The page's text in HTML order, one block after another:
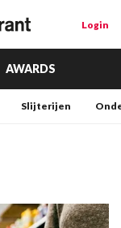
Login
AWARDS
Slijterijen